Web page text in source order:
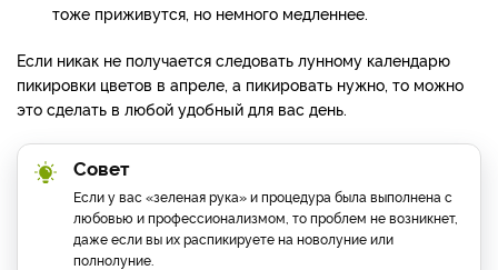
тоже приживутся, но немного медленнее.
Если никак не получается следовать лунному календарю
пикировки цветов в апреле, а пикировать нужно, то можно
это сделать в любой удобный для вас день.
Совет
Если у вас «зеленая рука» и процедура была выполнена с
любовью и профессионализмом, то проблем не возникнет,
даже если вы их распикируете на новолуние или
полнолуние.